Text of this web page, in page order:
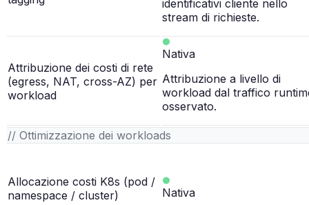
identificativi cliente nello
stream di richieste.
Attribuzione dei costi di rete
(egress, NAT, cross-AZ) per
workload
Nativa
Attribuzione a livello di
workload dal traffico
osservato.
// Ottimizzazione dei workloads
Allocazione costi K8s (pod /
namespace / cluster)
Nativa